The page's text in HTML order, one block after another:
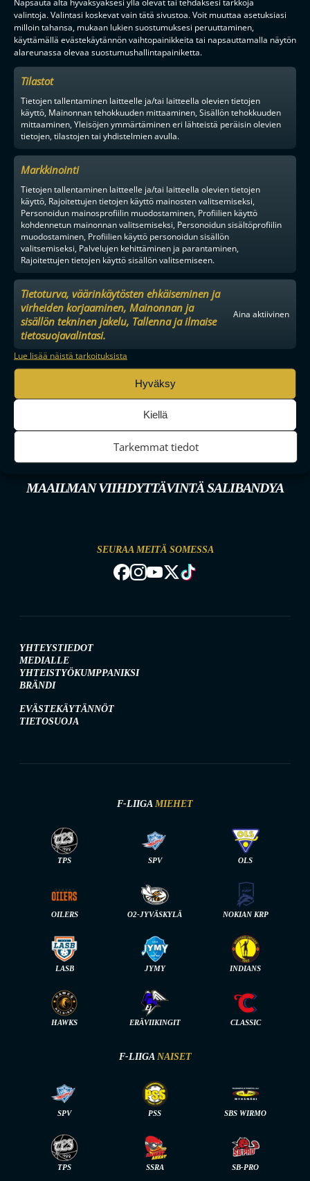
valintoja. Valintasi koskevat vain tätä sivustoa. Voit muuttaa asetuksiasi
milloin tahansa, mukaan lukien suostumuksesi peruuttaminen,
käyttämällä evästekäytännön vaihtopainikkeita tai napsauttamalla näytön
alareunassa olevaa suostumushallintapainiketta.
Tilastot
Tietojen tallentaminen laitteelle ja/tai laitteella olevien tietojen
käyttö, Mainonnan tehokkuuden mittaaminen, Sisällön tehokkuuden
mittaaminen, Yleisöjen ymmärtäminen eri lähteistä peräisin olevien
tietojen, tilastojen tai yhdistelmien avulla.
Markkinointi
Tietojen tallentaminen laitteelle ja/tai laitteella olevien tietojen
käyttö, Rajoitettujen tietojen käyttö mainosten valitsemiseksi,
Personoidun mainosprofiilin muodostaminen, Profiilien käyttö
kohdennetun mainonnan valitsemiseksi, Personoidun sisältöprofiilin
muodostaminen, Profiilien käyttö personoidun sisällön
valitsemiseksi, Palvelujen kehittäminen ja parantaminen,
Rajoitettujen tietojen käyttö sisällön valitsemiseen.
Tietoturva, väärinkäytösten ehkäiseminen ja
virheiden korjaaminen, Mainonnan ja
sisällön tekninen jakelu, Tallenna ja ilmaise
tietosuojavalintasi.
Aina aktiivinen
Lue lisää näistä tarkoituksista
Hyväksy
Kiellä
Tarkemmat tiedot
MAAILMAN VIIHDYTTÄVINTÄ SALIBANDYA
SEURAA MEITÄ SOMESSA
YHTEYSTIEDOT
MEDIALLE
YHTEISTYÖKUMPPANIKSI
BRÄNDI
EVÄSTEKÄYTÄNNÖT
TIETOSUOJA
F-LIIGA MIEHET
TPS SPV OLS
OILERS O2-JYVÄSKYLÄ NOKIAN KRP
LASB JYMY INDIANS
HAWKS ERÄVIIKINGIT CLASSIC
F-LIIGA NAISET
SPV PSS SBS WIRMO
TPS SSRA SB-PRO